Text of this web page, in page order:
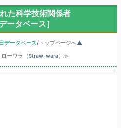
た科学技術関係者
ータベース］
データベース/トップページへ▲
ローワラ（Straw-wara）≫